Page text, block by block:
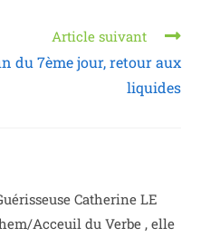
Article suivant
du 7ème jour, retour aux
liquides
Catherine LE
Acceuil du Verbe , elle